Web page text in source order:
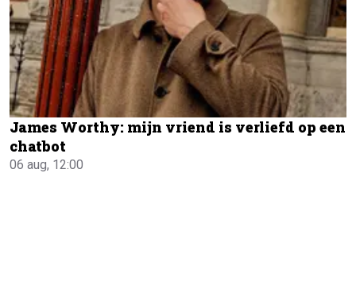
James Worthy: mijn vriend is verliefd op een
chatbot
06 aug, 12:00